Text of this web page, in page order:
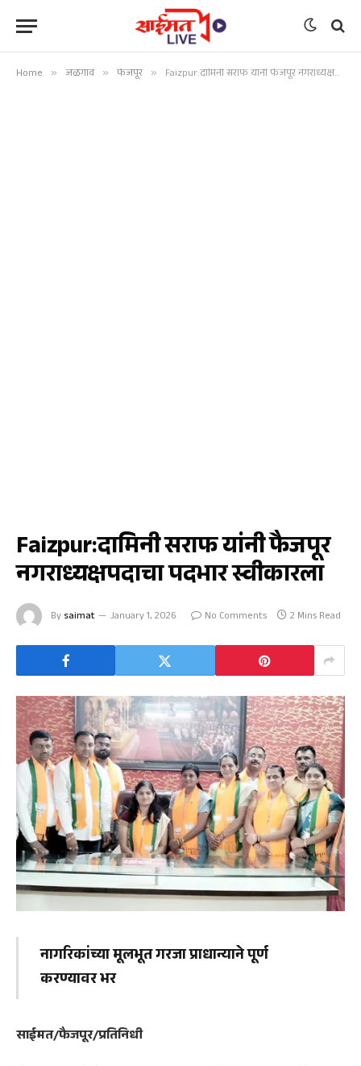
Home » जळगाव » फैजपूर » Faizpur:दामिनी सराफ यांनी फैजपूर नगराध्यक्षपदाचा पदभार स्वीकारला
Faizpur:दामिनी सराफ यांनी फैजपूर
नगराध्यक्षपदाचा पदभार स्वीकारला
By saimat January 1, 2026 No Comments 2 Mins Read
नागरिकांच्या मूलभूत गरजा प्राधान्याने पूर्ण
करण्यावर भर
साईमत/फैजपूर/प्रतिनिधी